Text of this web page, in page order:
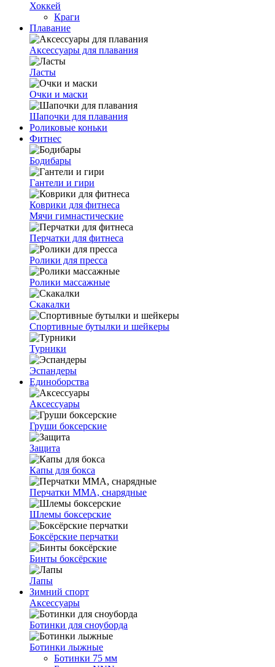
Хоккей
Краги
Плавание
Аксессуары для плавания
Ласты
Очки и маски
Шапочки для плавания
Роликовые коньки
Фитнес
Бодибары
Гантели и гири
Коврики для фитнеса
Мячи гимнастические
Перчатки для фитнеса
Ролики для пресса
Ролики массажные
Скакалки
Спортивные бутылки и шейкеры
Турники
Эспандеры
Единоборства
Аксессуары
Груши боксерские
Защита
Капы для бокса
Перчатки ММА, снарядные
Шлемы боксерские
Боксёрские перчатки
Бинты боксёрские
Лапы
Зимний спорт
Аксессуары
Ботинки для сноуборда
Ботинки лыжные
Ботинки 75 мм